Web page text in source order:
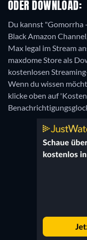
ODER DOWNLOAD:
Du kannst "Gomorrha
Black Amazon
Max legal im Stream
maxdome Store als
kostenlosen
Wenn du wissen
klicke oben auf